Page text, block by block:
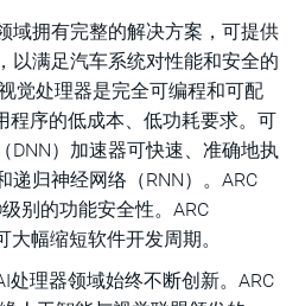
域拥有完整的解决方案，可提供
以满足汽车系统对性能和安全的
觉处理器是完全可编程和可配
程序的低成本、低功耗要求。可
DNN）加速器可快速、准确地执
递归神经网络（RNN）。ARC
别的功能安全性。ARC
大幅缩短软件开发周期。
处理器领域始终不断创新。ARC